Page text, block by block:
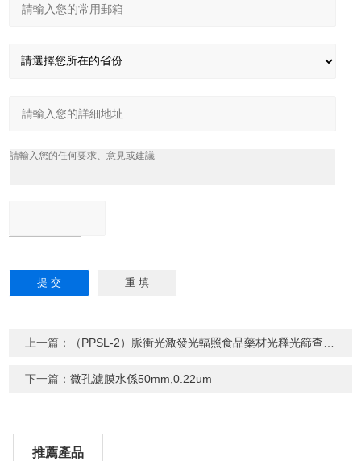
上一篇： （PPSL-2）脈衝光激發光輻照食品藥材光釋光篩查係統
下一篇：微孔濾膜水係50mm,0.22um
推薦產品